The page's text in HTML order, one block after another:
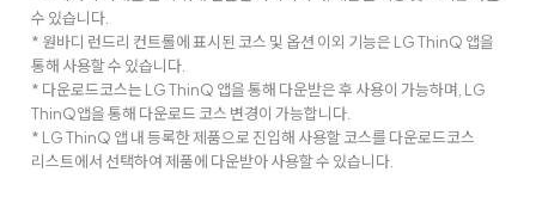
수 있습니다.
* 원바디 런드리 컨트롤에 표시된 코스 및 옵션 이외 기능은 LG ThinQ 앱을
통해 사용할 수 있습니다.
* 다운로드코스는 LG ThinQ 앱을 통해 다운받은 후 사용이 가능하며, LG
ThinQ앱을 통해 다운로드 코스 변경이 가능합니다.
* LG ThinQ 앱 내 등록한 제품으로 진입해 사용할 코스를 다운로드코스
리스트에서 선택하여 제품에 다운받아 사용할 수 있습니다.